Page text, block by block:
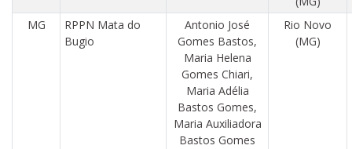
MG
RPPN Mata do
Bugio
Antonio José
Gomes Bastos,
Maria Helena
Gomes Chiari,
Maria Adélia
Bastos Gomes,
Maria Auxiliadora
Bastos Gomes
Rio Novo
(MG)